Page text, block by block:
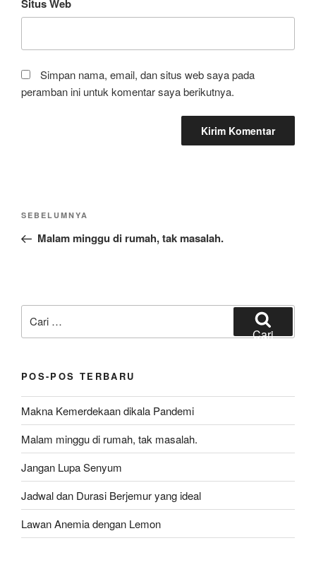
Situs Web
Simpan nama, email, dan situs web saya pada
peramban ini untuk komentar saya berikutnya.
Navigasi
Pos
Sebelumnya
SEBELUMNYA
Malam minggu di rumah, tak masalah.
untuk:
Cari
POS-POS TERBARU
Makna Kemerdekaan dikala Pandemi
Malam minggu di rumah, tak masalah.
Jangan Lupa Senyum
Jadwal dan Durasi Berjemur yang ideal
Lawan Anemia dengan Lemon